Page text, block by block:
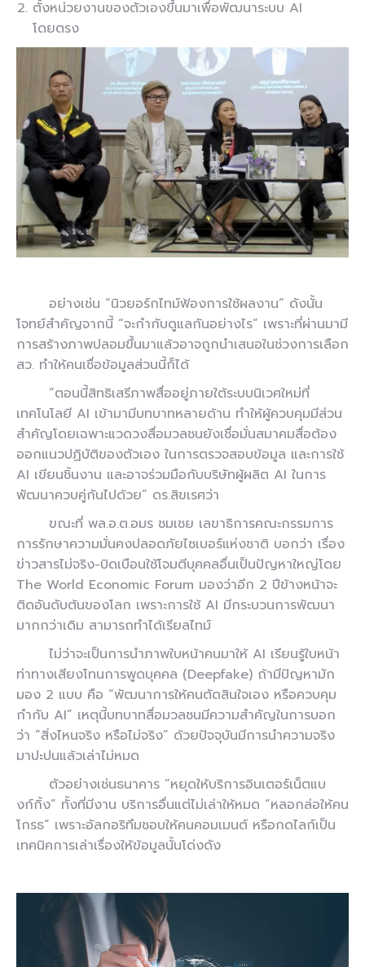
ตั้งหน่วยงานของตัวเองขึ้นมาเพื่อพัฒนาระบบ AI
โดยตรง
อย่างเช่น “นิวยอร์กไทม์ฟ้องการใช้ผลงาน” ดังนั้น
โจทย์สำคัญจากนี้ “จะกำกับดูแลกันอย่างไร” เพราะที่ผ่านมามี
การสร้างภาพปลอมขึ้นมาแล้วอาจถูกนำเสนอในช่วงการเลือก
สว. ทำให้คนเชื่อข้อมูลส่วนนี้ก็ได้
“ตอนนี้สิทธิเสรีภาพสื่ออยู่ภายใต้ระบบนิเวศใหม่ที่
เทคโนโลยี AI เข้ามามีบทบาทหลายด้าน ทำให้ผู้ควบคุมมีส่วน
สำคัญโดยเฉพาะแวดวงสื่อมวลชนยังเชื่อมั่นสมาคมสื่อต้อง
ออกแนวปฏิบัติของตัวเอง ในการตรวจสอบข้อมูล และการใช้
AI เขียนชิ้นงาน และอาจร่วมมือกับบริษัทผู้ผลิต AI ในการ
พัฒนาควบคู่กันไปด้วย” ดร.สิขเรศว่า
ขณะที่ พล.อ.ต.อมร ชมเชย เลขาธิการคณะกรรมการ
การรักษาความมั่นคงปลอดภัยไซเบอร์แห่งชาติ บอกว่า เรื่อง
ข่าวสารไม่จริง-บิดเบือนใช้โจมตีบุคคลอื่นเป็นปัญหาใหญ่โดย
The World Economic Forum มองว่าอีก 2 ปีข้างหน้าจะ
ติดอันดับต้นของโลก เพราะการใช้ AI มีกระบวนการพัฒนา
มากกว่าเดิม สามารถทำได้เรียลไทม์
ไม่ว่าจะเป็นการนำภาพใบหน้าคนมาให้ AI เรียนรู้ใบหน้า
ท่าทางเสียงโทนการพูดบุคคล (Deepfake) ถ้ามีปัญหามัก
มอง 2 แบบ คือ “พัฒนาการให้คนตัดสินใจเอง หรือควบคุม
กำกับ AI” เหตุนี้บทบาทสื่อมวลชนมีความสำคัญในการบอก
ว่า “สิ่งไหนจริง หรือไม่จริง” ด้วยปัจจุบันมีการนำความจริง
มาปะปนแล้วเล่าไม่หมด
ตัวอย่างเช่นธนาคาร “หยุดให้บริการอินเตอร์เน็ตแบ
งก์กิ้ง” ทั้งที่มีงาน บริการอื่นแต่ไม่เล่าให้หมด “หลอกล่อให้คน
โกรธ” เพราะอัลกอริทึมชอบให้คนคอมเมนต์ หรือกดไลก์เป็น
เทคนิคการเล่าเรื่องให้ข้อมูลนั้นโด่งดัง